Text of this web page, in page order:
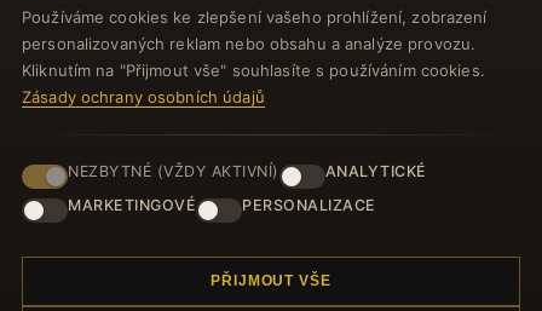
Používáme cookies ke zlepšení vašeho prohlížení, zobrazení
personalizovaných reklam nebo obsahu a analýze provozu.
Kliknutím na "Přijmout vše" souhlasíte s používáním cookies.
Zásady ochrany osobních údajů
NEZBYTNÉ (VŽDY AKTIVNÍ)
ANALYTICKÉ
MARKETINGOVÉ
PERSONALIZACE
PŘIJMOUT VŠE
RYCHLÉ ODKAZY
Nové produkty
Speciální nabídky
Blog
Recenze
Přihlásit se
SLEDUJTE NÁS